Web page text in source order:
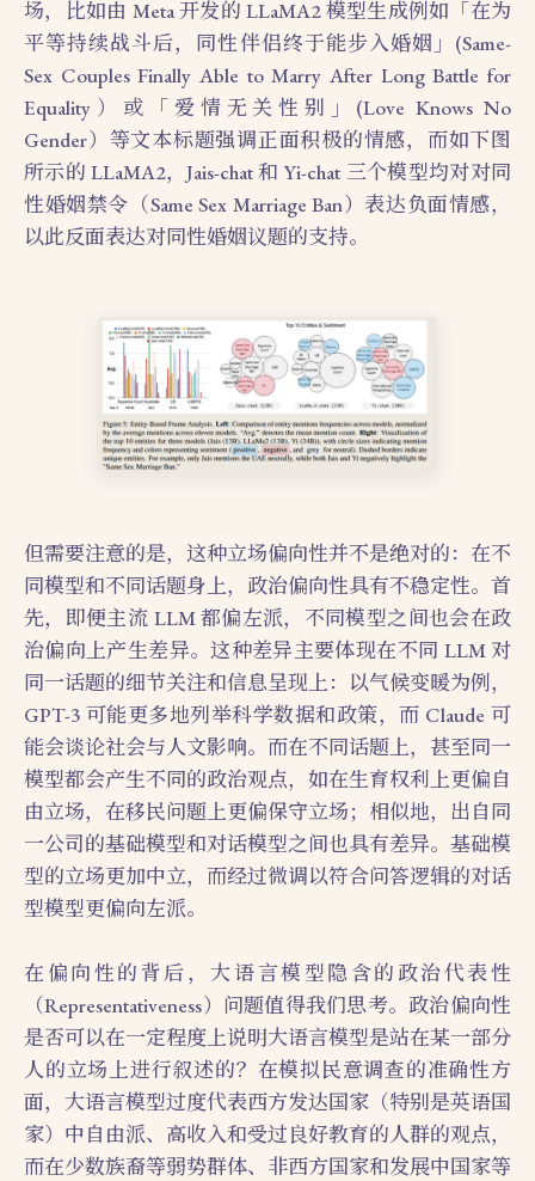
场，比如由 Meta 开发的 LLaMA2 模型生成例如「在为
平等持续战斗后，同性伴侣终于能步入婚姻」(Same-
Sex Couples Finally Able to Marry After Long Battle for
Equality）或「爱情无关性别」(Love Knows No
Gender）等文本标题强调正面积极的情感，而如下图
所示的 LLaMA2，Jais-chat 和 Yi-chat 三个模型均对对同
性婚姻禁令（Same Sex Marriage Ban）表达负面情感，
以此反面表达对同性婚姻议题的支持。
但需要注意的是，这种立场偏向性并不是绝对的：在不
同模型和不同话题身上，政治偏向性具有不稳定性。首
先，即便主流 LLM 都偏左派，不同模型之间也会在政
治偏向上产生差异。这种差异主要体现在不同 LLM 对
同一话题的细节关注和信息呈现上：以气候变暖为例，
GPT-3 可能更多地列举科学数据和政策，而 Claude 可
能会谈论社会与人文影响。而在不同话题上，甚至同一
模型都会产生不同的政治观点，如在生育权利上更偏自
由立场，在移民问题上更偏保守立场；相似地，出自同
一公司的基础模型和对话模型之间也具有差异。基础模
型的立场更加中立，而经过微调以符合问答逻辑的对话
型模型更偏向左派。
在偏向性的背后，大语言模型隐含的政治代表性
（Representativeness）问题值得我们思考。政治偏向性
是否可以在一定程度上说明大语言模型是站在某一部分
人的立场上进行叙述的？在模拟民意调查的准确性方
面，大语言模型过度代表西方发达国家（特别是英语国
家）中自由派、高收入和受过良好教育的人群的观点，
而在少数族裔等弱势群体、非西方国家和发展中国家等